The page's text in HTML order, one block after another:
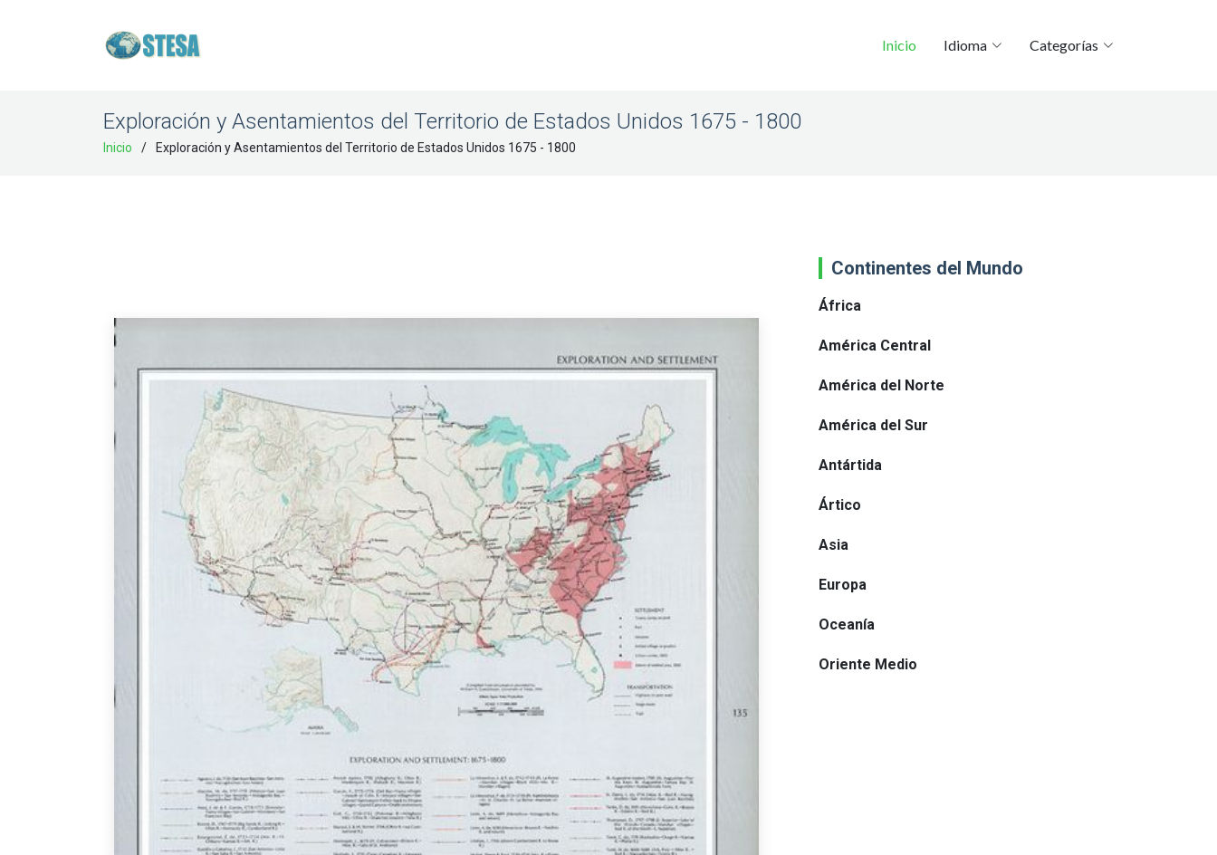
Inicio Idioma Categorías
Exploración y Asentamientos del Territorio de Estados Unidos 1675 - 1800
Inicio Exploración y Asentamientos del Territorio de Estados Unidos 1675 - 1800
Continentes del Mundo
África
América Central
América del Norte
América del Sur
Antártida
Ártico
Asia
Europa
Oceanía
Oriente Medio